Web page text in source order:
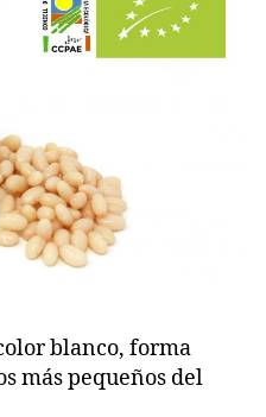
blanco, forma
más pequeños del